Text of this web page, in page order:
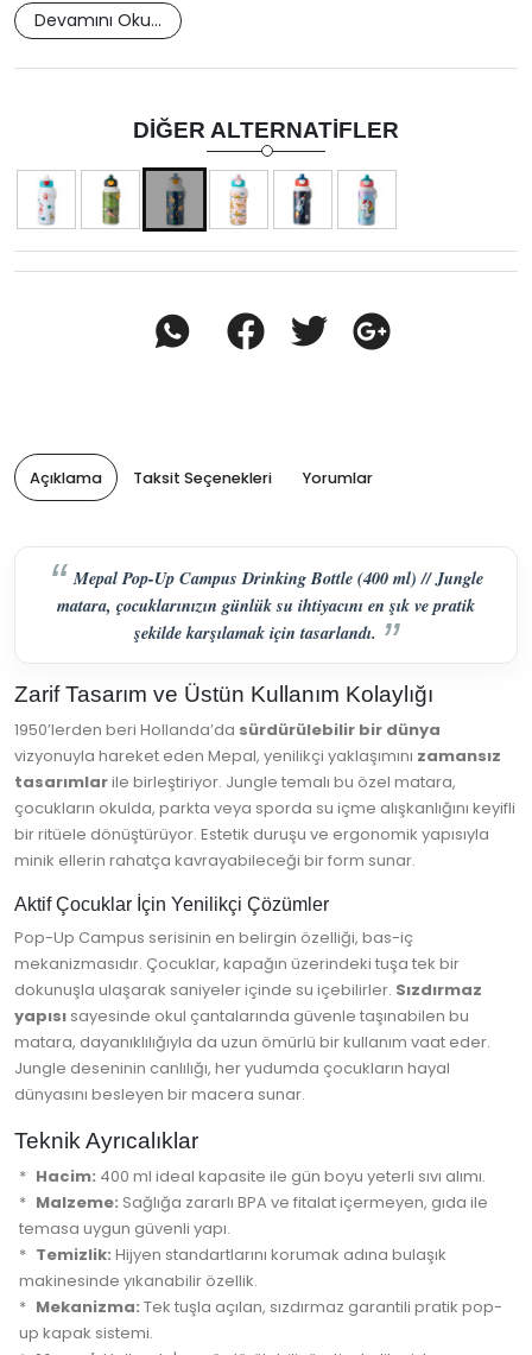
Devamını Oku...
DIĞER ALTERNATIFLER
Açıklama Taksit Seçenekleri Yorumlar
Mepal Pop-Up Campus Drinking Bottle (400 ml) // Jungle
matara, çocuklarınızın günlük su ihtiyacını en şık ve pratik
şekilde karşılamak için tasarlandı.
Zarif Tasarım ve Üstün Kullanım Kolaylığı
1950’lerden beri Hollanda’da sürdürülebilir bir dünya
vizyonuyla hareket eden Mepal, yenilikçi yaklaşımını zamansız
tasarımlarile birleştiriyor. Jungle temalı bu özel matara,
çocukların okulda, parkta veya sporda su içme alışkanlığını keyifli
bir ritüele dönüştürüyor. Estetik duruşu ve ergonomik yapısıyla
minik ellerin rahatça kavrayabileceği bir form sunar.
Aktif Çocuklar İçin Yenilikçi Çözümler
Pop-Up Campus serisinin en belirgin özelliği, bas-iç
mekanizmasıdır. Çocuklar, kapağın üzerindeki tuşa tek bir
dokunuşla ulaşarak saniyeler içinde su içebilirler. Sızdırmaz
yapısı sayesinde okul çantalarında güvenle taşınabilen bu
matara, dayanıklılığıyla da uzun ömürlü bir kullanım vaat eder.
Jungle deseninin canlılığı, her yudumda çocukların hayal
dünyasını besleyen bir macera sunar.
Teknik Ayrıcalıklar
Hacim: 400 ml ideal kapasite ile gün boyu yeterli sıvı alımı.
Malzeme: Sağlığa zararlı BPA ve fitalat içermeyen, gıda ile
temasa uygun güvenli yapı.
Temizlik: Hijyen standartlarını korumak adına bulaşık
makinesinde yıkanabilir özellik.
Mekanizma: Tek tuşla açılan, sızdırmaz garantili pratik pop-
up kapak sistemi.